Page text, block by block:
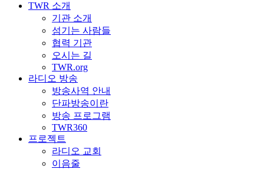
TWR 소개
기관 소개
섬기는 사람들
협력 기관
오시는 길
TWR.org
라디오 방송
방송사역 안내
단파방송이란
방송 프로그램
TWR360
프로젝트
라디오 교회
이음줄